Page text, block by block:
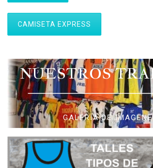
CAMISETA EXPRESS
NUESTROS
GALERIA DE